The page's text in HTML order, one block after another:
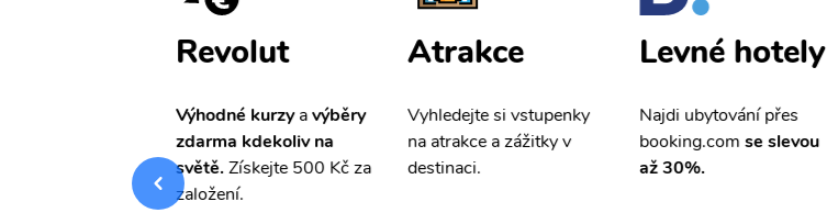
Revolut
Výhodné kurzyavýběry
zdarma kdekoliv na
světě.Získejte 500 Kč za
založení.
Atrakce
Vyhledejte si vstupenky
na atrakce a zážitky v
destinaci.
Levné hotely
Najdi ubytování přes
booking.comse slevou
až 30%.